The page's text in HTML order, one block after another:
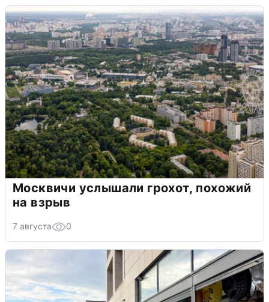
Москвичи услышали грохот, похожий
на взрыв
7 августа 0